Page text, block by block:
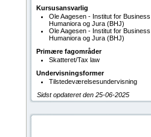
Kursusansvarlig
Ole Aagesen - Institut for Business
Humaniora og Jura (BHJ)
Ole Aagesen - Institut for Business
Humaniora og Jura (BHJ)
Primære fagområder
Skatteret/Tax law
Undervisningsformer
Tilstedeværelsesundervisning
Sidst opdateret den 25-06-2025